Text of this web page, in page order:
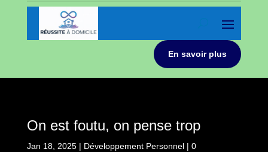
En savoir plus
On est foutu, on pense trop
Jan 18, 2025| Développement Personnel| 0